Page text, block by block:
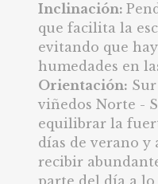
Inclinación:
que facilita la
evitando que
humedades en
Orientación:
viñedos Norte -
equilibrar la
días de verano
recibir